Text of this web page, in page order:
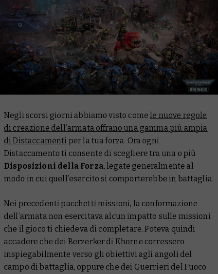
Negli scorsi giorni abbiamo visto comele nuove regole
di creazione dell’armata offrano una gamma più ampia
di Distaccamenti per la tua forza. Ora ogni
Distaccamento ti consente di scegliere tra una o più
Disposizioni della Forza, legate generalmente al
modo in cui quell’esercito si comporterebbe in battaglia.
Nei precedenti pacchetti missioni, la conformazione
dell’armata non esercitava alcun impatto sulle missioni
che il gioco ti chiedeva di completare. Poteva quindi
accadere che dei Berzerker di Khorne corressero
inspiegabilmente verso gli obiettivi agli angoli del
campo di battaglia, oppure che dei Guerrieri del Fuoco